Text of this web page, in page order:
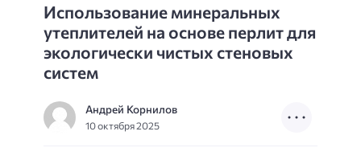
Использование минеральных
утеплителей на основе перлит для
экологически чистых стеновых
систем
Андрей Корнилов
10 октября 2025